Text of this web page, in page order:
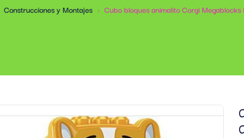
Construcciones y Montajes Cubo bloques animalito Corgi Megablocks